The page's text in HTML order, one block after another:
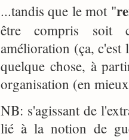
...tandis que le mot "
être compris soit
amélioration (ça,
quelque chose, à
organisation (en
NB: s'agissant de
lié à la notion de